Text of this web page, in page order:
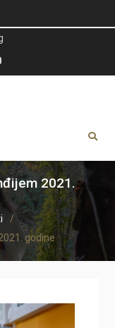
2021.
godine